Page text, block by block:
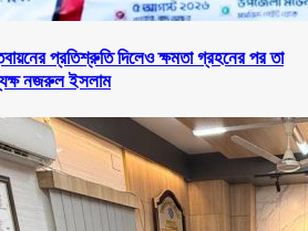
প্রতিশ্রুতি দিলেও ক্ষমতা গ্রহনের পর তা
নজরুল ইসলাম